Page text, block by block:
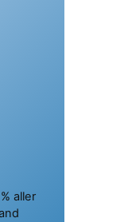
aller